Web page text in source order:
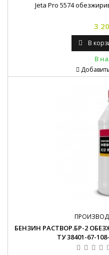
Jeta Pro 5574
3
В
В
БЕНЗИН РАСТВОР.БР-2
ТУ 38401-67-